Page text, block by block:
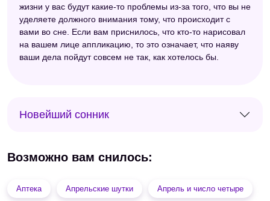
жизни у вас будут какие-то проблемы из-за того, что вы не
уделяете должного внимания тому, что происходит с
вами во сне. Если вам приснилось, что кто-то нарисовал
на вашем лице аппликацию, то это означает, что наяву
ваши дела пойдут совсем не так, как хотелось бы.
Новейший сонник
Возможно вам снилось:
Аптека Апрельские шутки Апрель и число четыре